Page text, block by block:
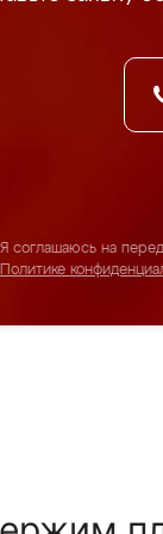
Я соглашаюсь на
Политике